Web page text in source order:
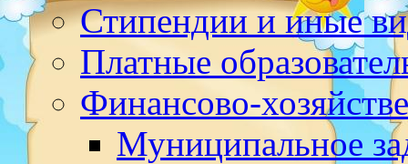
Стипендии и иные
Платные
Финансово-
Муниципальное